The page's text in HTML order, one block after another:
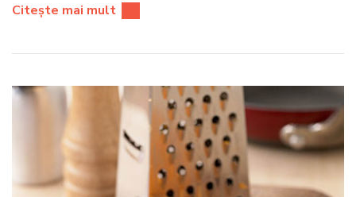
Citește mai mult